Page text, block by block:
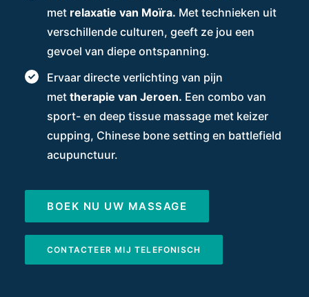
met relaxatie van Moïra. Met technieken uit
verschillende culturen, geeft ze jou een
gevoel van diepe ontspanning.
Ervaar directe verlichting van pijn
met therapie van Jeroen. Een combo van
sport- en deep tissue massage met keizer
cupping, Chinese bone setting en battlefield
acupunctuur.
BOEK NU UW MASSAGE
CONTACTEER MIJ TELEFONISCH